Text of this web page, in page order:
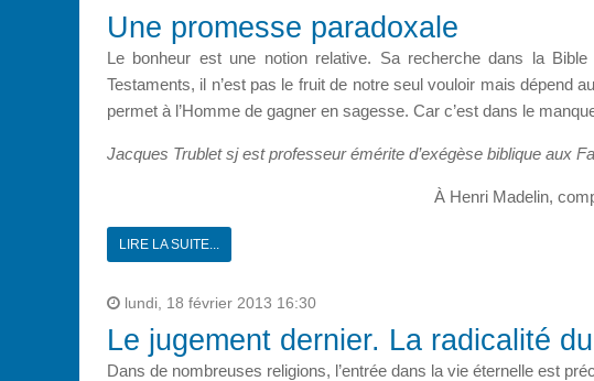
Une promesse paradoxale
Le bonheur est une notion relative. Sa recherche dans la
Testaments, il n’est pas le fruit de notre seul vouloir mais dépend
permet à l’Homme de gagner en sagesse. Car c’est dans le
Jacques Trublet sj est professeur émérite d’exégèse biblique aux
À Henri Madelin,
LIRE LA SUITE...
lundi, 18 février 2013 16:30
Le jugement dernier. La radicalité
Dans de nombreuses religions, l’entrée dans la vie éternelle est